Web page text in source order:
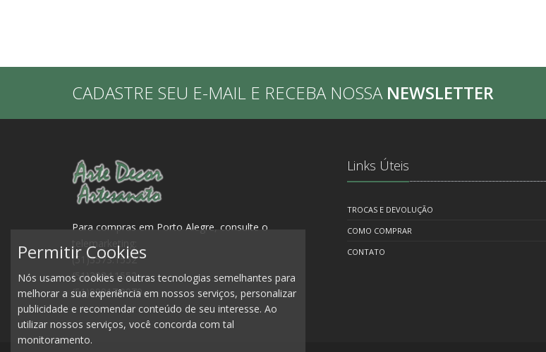
CADASTRE SEU E-MAIL E RECEBA NOSSA NEWSLETTER
Para compras em Porto Alegre, consulte o
telemarketing:
(51)3573.1552
(51)3084.1552
(51)99917.0979
Links Úteis
TROCAS E DEVOLUÇÃO
COMO COMPRAR
CONTATO
Permitir Cookies
Nós usamos cookies e outras tecnologias semelhantes para
melhorar a sua experiência em nossos serviços, personalizar
publicidade e recomendar conteúdo de seu interesse. Ao
utilizar nossos serviços, você concorda com tal
monitoramento.